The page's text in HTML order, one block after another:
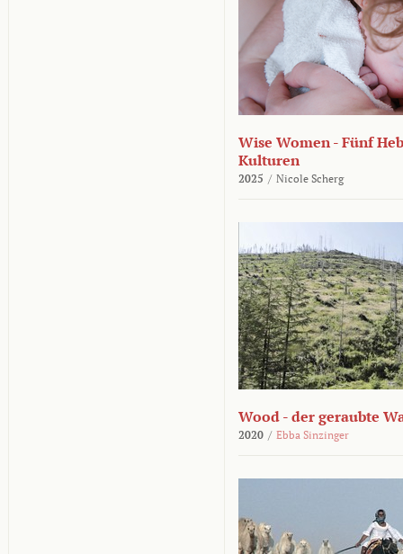
Wise Women - Fünf
Kulturen
2025 / Nicole Scherg
Wood - der geraubte
2020 / Ebba Sinzinger